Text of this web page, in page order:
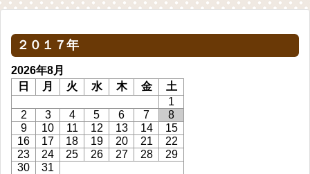
２０１７年
2026年8月
日
月 火 水 木 金
土
1
2
3 4 5 6 7
8
9
10 11 12 13 14
15
16
17 18 19 20 21
22
23
24 25 26 27 28
29
30
31